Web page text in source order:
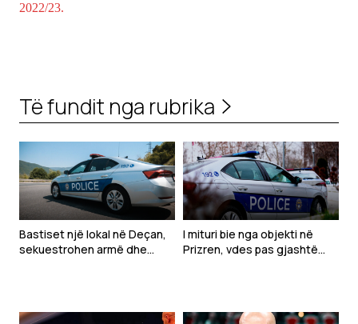
2022/23.
Të fundit nga rubrika
Bastiset një lokal në Deçan,
sekuestrohen armë dhe
I mituri bie nga objekti në
Prizren, vdes pas gjashtë